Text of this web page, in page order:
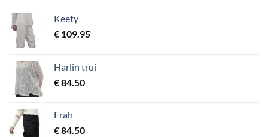
Keety
€ 109.95
Harlin trui
€84.50
Erah
€84.50